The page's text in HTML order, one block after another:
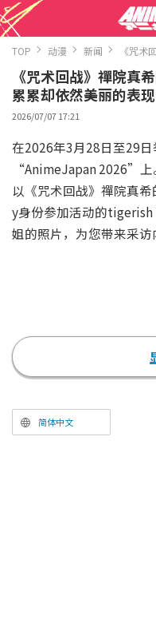
TOP 动漫 新闻 《咒术
《咒术回战》禪院真
累累却依然美丽的表
2026/07/07 17:21
在2026年3月28日至29日
“AnimeJapan 2026”上
以《咒术回战》禪院真希
y身份参加活动的tigerish
姐的照片，为您带来采访
呢？
tigerish Taiga：在《咒
第3季“死滅回游 前编”
真希的故事里，真希和真
幕真的让人非常揪心，但
简体中文